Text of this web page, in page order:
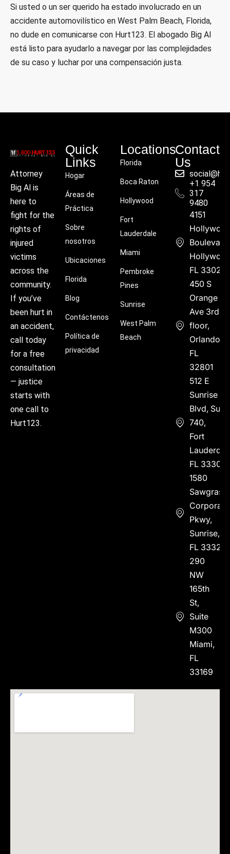
Si usted o un ser querido ha estado involucrado en un
accidente automovilístico en West Palm Beach, Florida,
no dude en comunicarse con Hurt123. El abogado Big Al
está listo para ayudarlo a navegar por las complejidades
de su caso y luchar por una compensación justa.
Attorney
Big Al is
here to
fight for the
rights of
injured
victims
across the
community.
If you’ve
been hurt in
an accident,
call today
for a free
consultation
— justice
starts with
one call to
Hurt123.
Quick
Links
Hogar
Áreas de
Práctica
Sobre
nosotros
Ubicaciones
Florida
Blog
Contáctenos
Política de
privacidad
Locations
Florida
Boca Raton
Hollywood
Fort
Lauderdale
Miami
Pembroke
Pines
Sunrise
West Palm
Beach
Contact
Us
+1 954
317
9480
4151
Boulevard,
FL 33021
450 S
Orange
Ave 3rd
floor,
Orlando,
FL
32801
512 E
Sunrise
Blvd, Suite
740,
Fort
FL 33304
1580
Sawgrass
Corporate
Pkwy,
Sunrise,
FL 33323
290
NW
165th
St,
Suite
M300
Miami,
FL
33169